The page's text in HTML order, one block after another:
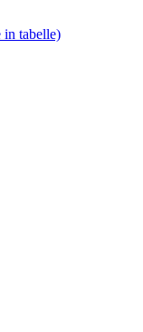
tabelle)